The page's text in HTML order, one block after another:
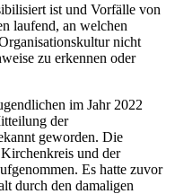
ist und Vorfälle von
laufend, an welchen
nicht
zu erkennen oder
im Jahr 2022
der
geworden. Die
und der
Es hatte zuvor
durch den damaligen